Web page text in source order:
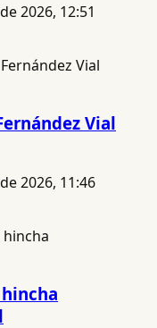
2026, 12:51
Vial
2026, 11:46